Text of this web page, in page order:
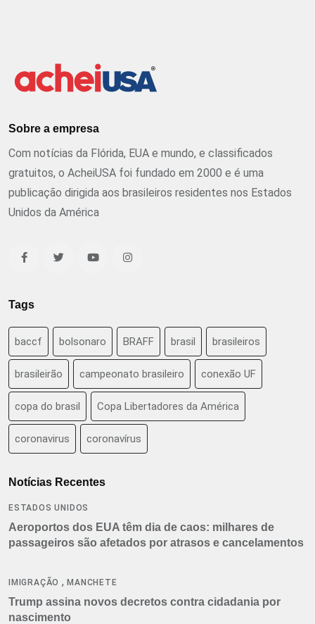
Sobre a empresa
Com notícias da Flórida, EUA e mundo, e classificados
gratuitos, o AcheiUSA foi fundado em 2000 e é uma
publicação dirigida aos brasileiros residentes nos Estados
Unidos da América
Tags
baccf bolsonaro BRAFF brasil brasileiros
brasileirão campeonato brasileiro conexão UF
copa do brasil Copa Libertadores da América
coronavirus coronavírus
Notícias Recentes
ESTADOS UNIDOS
Aeroportos dos EUA têm dia de caos: milhares de
passageiros são afetados por atrasos e cancelamentos
IMIGRAÇÃO ,MANCHETE
Trump assina novos decretos contra cidadania por
nascimento